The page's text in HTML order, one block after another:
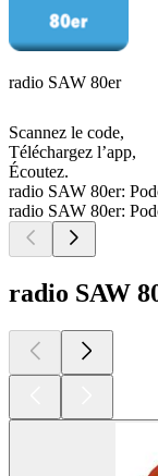
radio SAW 80er
Scannez le code,
Téléchargez l’app,
Écoutez.
radio SAW 80er:
radio SAW 80er:
radio SAW